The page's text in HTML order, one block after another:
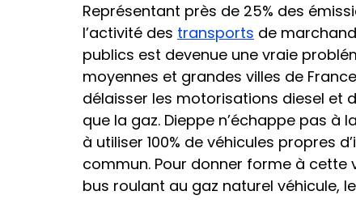
Représentant près de 25% des
l’activité des transports de
publics est devenue une vraie
moyennes et grandes villes de
délaisser les motorisations diesel et
que la gaz. Dieppe n’échappe pas à
à utiliser 100% de véhicules propres
commun. Pour donner forme à cette
bus roulant au gaz naturel véhicule, le